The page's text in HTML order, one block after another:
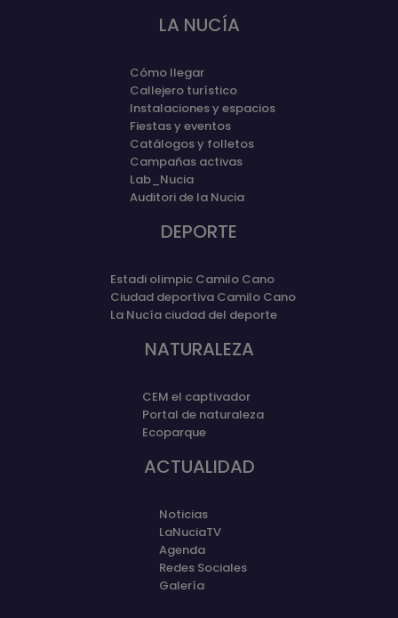
LA NUCÍA
Cómo llegar
Callejero turístico
Instalaciones y espacios
Fiestas y eventos
Catálogos y folletos
Campañas activas
Lab_Nucia
Auditori de la Nucia
DEPORTE
Estadi olimpic Camilo Cano
Ciudad deportiva Camilo Cano
La Nucía ciudad del deporte
NATURALEZA
CEM el captivador
Portal de naturaleza
Ecoparque
ACTUALIDAD
Noticias
LaNuciaTV
Agenda
Redes Sociales
Galería